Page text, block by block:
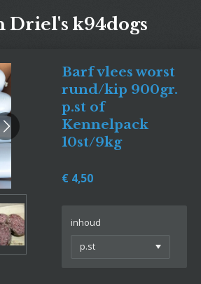
Driel's k94dogs
Barf vlees worst
rund/kip 900gr.
p.st of
Kennelpack
10st/9kg
€ 4,50
inhoud